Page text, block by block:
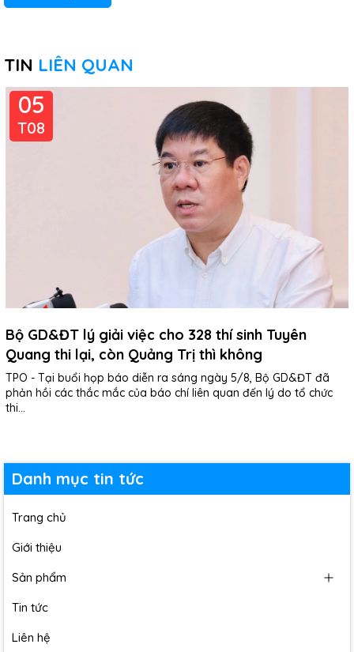
TIN LIÊN QUAN
05
T08
Bộ GD&ĐT lý giải việc cho 328 thí sinh Tuyên
Quang thi lại, còn Quảng Trị thì không
TPO - Tại buổi họp báo diễn ra sáng ngày 5/8, Bộ GD&ĐT đã
phản hồi các thắc mắc của báo chí liên quan đến lý do tổ chức
thi...
Danh mục tin tức
Trang chủ
Giới thiệu
Sản phẩm
Tin tức
Liên hệ